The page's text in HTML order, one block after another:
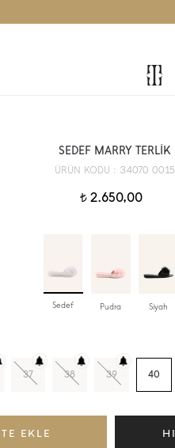
SEDEF MARRY TERLİK
ÜRÜN KODU : 34070 0015
t2.650,00
Sedef Pudra Siyah
37 38 39 40